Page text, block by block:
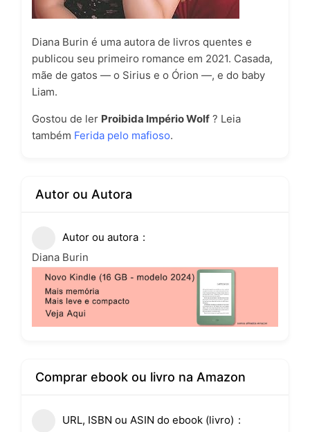
Diana Burin é uma autora de livros quentes e
publicou seu primeiro romance em 2021. Casada,
mãe de gatos — o Sirius e o Órion —, e do baby
Liam.
Gostou de ler Proibida Império Wolf ? Leia
também Ferida pelo mafioso.
Autor ou Autora
Autor ou autora
Diana Burin
Comprar ebook ou livro na Amazon
URL, ISBN ou ASIN do ebook (livro)